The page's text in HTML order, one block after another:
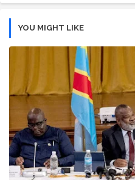
YOU MIGHT LIKE